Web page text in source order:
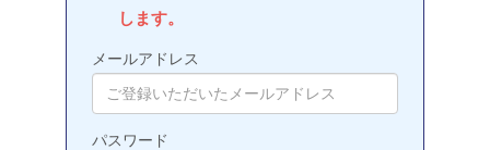
します。
メールアドレス
パスワード